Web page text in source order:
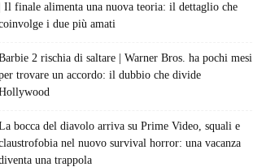
| Il finale alimenta una nuova teoria: il dettaglio che
i due più amati
2 rischia di saltare | Warner Bros. ha pochi mesi
trovare un accordo: il dubbio che divide
bocca del diavolo arriva su Prime Video, squali e
nel nuovo survival horror: una vacanza
una trappola